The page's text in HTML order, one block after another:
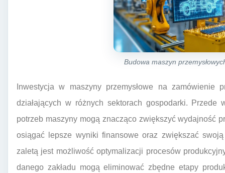
Budowa maszyn
Inwestycja w maszyny przemysłowe na zamówienie
działających w różnych sektorach gospodarki. Przede
potrzeb maszyny mogą znacząco zwiększyć wydajność
osiągać lepsze wyniki finansowe oraz zwiększać
zaletą jest możliwość optymalizacji procesów
danego zakładu mogą eliminować zbędne etapy